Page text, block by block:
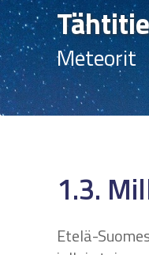
Meteorit
1.3.
Etelä-